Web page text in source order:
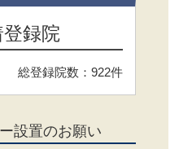
登録院
総登録院数：922件
設置のお願い